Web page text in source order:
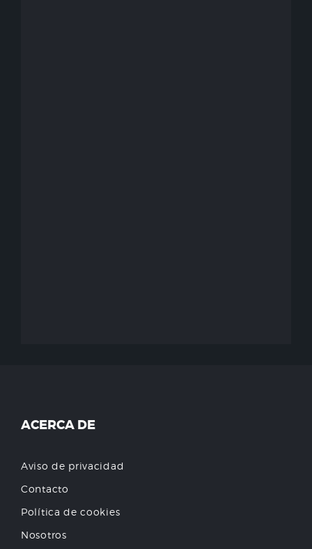
ACERCA DE
Aviso de privacidad
Contacto
Política de cookies
Nosotros